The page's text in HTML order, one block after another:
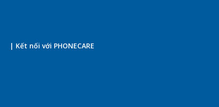
| Kết nối với PHONECARE